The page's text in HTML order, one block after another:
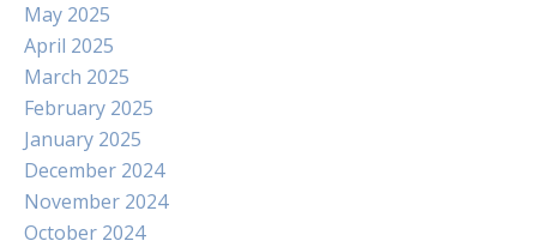
May 2025
April 2025
March 2025
February 2025
January 2025
December 2024
November 2024
October 2024